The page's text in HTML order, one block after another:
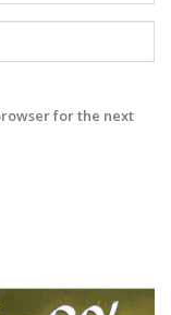
for the next